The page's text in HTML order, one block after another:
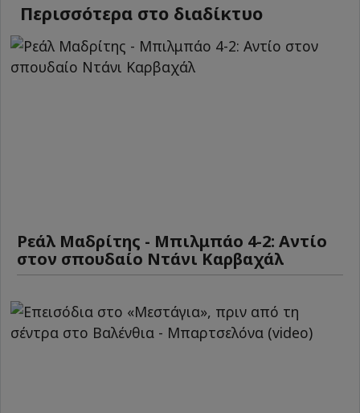
Περισσότερα στο διαδίκτυο
Ρεάλ Μαδρίτης - Μπιλμπάο 4-2: Αντίο
στον σπουδαίο Ντάνι Καρβαχάλ